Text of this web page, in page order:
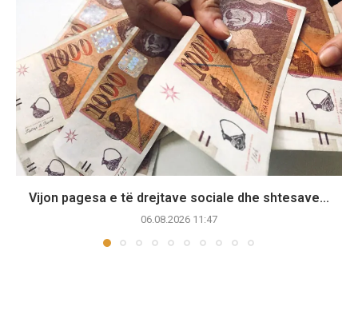
Vijon pagesa e të drejtave sociale dhe shtesave...
06.08.2026 11:47